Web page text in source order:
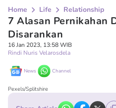
Home Life Relationship
7 Alasan Pernikahan
Disarankan
16 Jan 2023, 13:58 WIB
Rindi Nuris Velarosdela
News Channel
Pexels/Splitshire